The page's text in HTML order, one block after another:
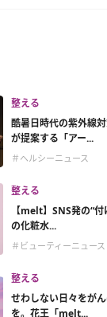
整える
酷暑日時代の紫外線
が提案する「アー...
＃ヘルシーニュース
整える
【melt】SNS発の“
の化粧水...
＃ビューティーニュース
整える
せわしない日々をが
を。花王「melt...